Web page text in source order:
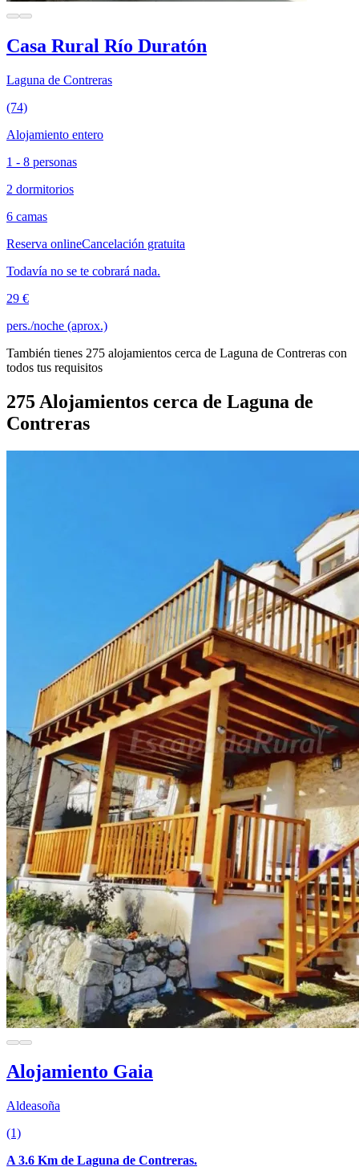
Casa Rural Río Duratón
Laguna de Contreras
(74)
Alojamiento entero
1 - 8 personas
2 dormitorios
6 camas
Reserva onlineCancelación gratuita
Todavía no se te cobrará nada.
29 €
pers./noche (aprox.)
También tienes 275 alojamientos cerca de Laguna de Contreras con
todos tus requisitos
275 Alojamientos cerca de Laguna de
Contreras
Alojamiento Gaia
Aldeasoña
(1)
A 3.6 Km de Laguna de Contreras.